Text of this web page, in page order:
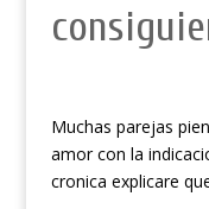
Muchas parejas
amor con la
cronica explicare